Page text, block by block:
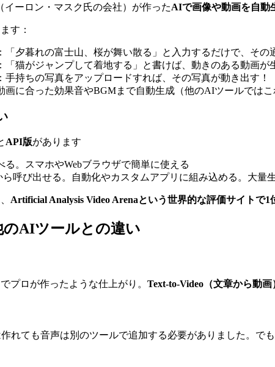
イーロン・マスク氏の会社）が作ったAIで画像や動画を自動
す：
：「夕暮れの富士山、桜が舞い散る」と入力するだけで、その
：「猫がジャンプして着地する」と書けば、動きのある動画が
：手持ちの写真をアップロードすれば、その写真が動き出す！
画に合った効果音やBGMまで自動生成（他のAIツールでは
API版があります
る。スマホやWebブラウザで簡単に使える
ら呼び出せる。自動化やカスタムアプリに組み込める。大量
Artificial Analysis Video Arenaという世界的な評価サイトで1
AIツールとの違い
プロが作ったような仕上がり。 Text-to-Video（文章から動
れても音声は別のツールで追加する必要がありました。でも